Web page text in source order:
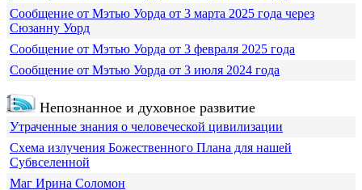
Сообщение от Мэтью Уорда от 3 марта 2025 года через
Сюзанну Уорд
Сообщение от Мэтью Уорда от 3 февраля 2025 года
Сообщение от Мэтью Уорда от 3 июля 2024 года
Непознанное и духовное развитие
Утраченные знания о человеческой цивилизации
Схема излучения Божественного Плана для нашей
Субвселенной
Маг Ирина Соломон